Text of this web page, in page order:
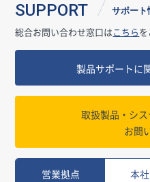
SUPPORT サポート
総合お問い合わせ窓口はこちら
製品サポートに
取扱製品・シ
お問
営業拠点 本